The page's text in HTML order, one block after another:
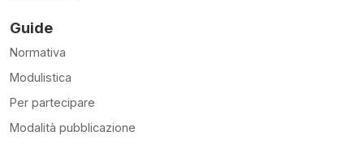
Guide
Normativa
Modulistica
Per partecipare
Modalità pubblicazione